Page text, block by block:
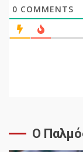
0 COMMENTS
Ο